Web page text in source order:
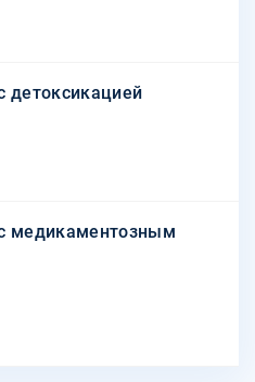
детоксикацией
медикаментозным